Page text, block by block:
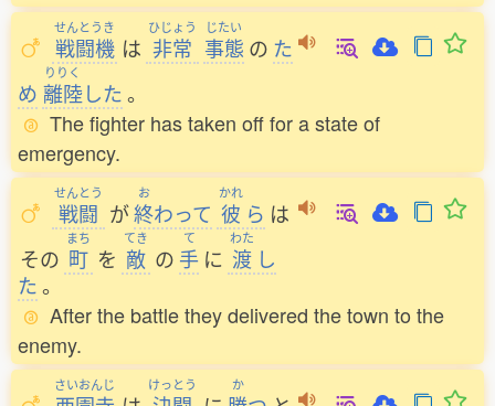
せんとうき
戦闘機 は
ひじょう
非常
じたい
事態 の た
め
りりく
離陸した。
The fighter has taken off for a state of
emergency.
せんとう
戦闘 が
お
終わって
かれ
彼 ら は
その
まち
町 を
てき
敵 の
て
手 に
わた
渡 し
た。
After the battle they delivered the town to the
enemy.
さいおんじ けっとう か